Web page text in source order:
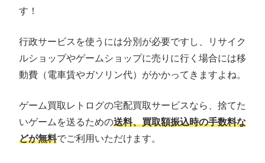
す！
行政サービスを使うには分別が必要ですし、リサイク
ルショップやゲームショップに売りに行く場合には移
動費（電車賃やガソリン代）がかかってきますよね。
ゲーム買取レトログの宅配買取サービスなら、捨てた
いゲームを送るための送料、買取額振込時の手数料な
どが無料でご利用いただけます。